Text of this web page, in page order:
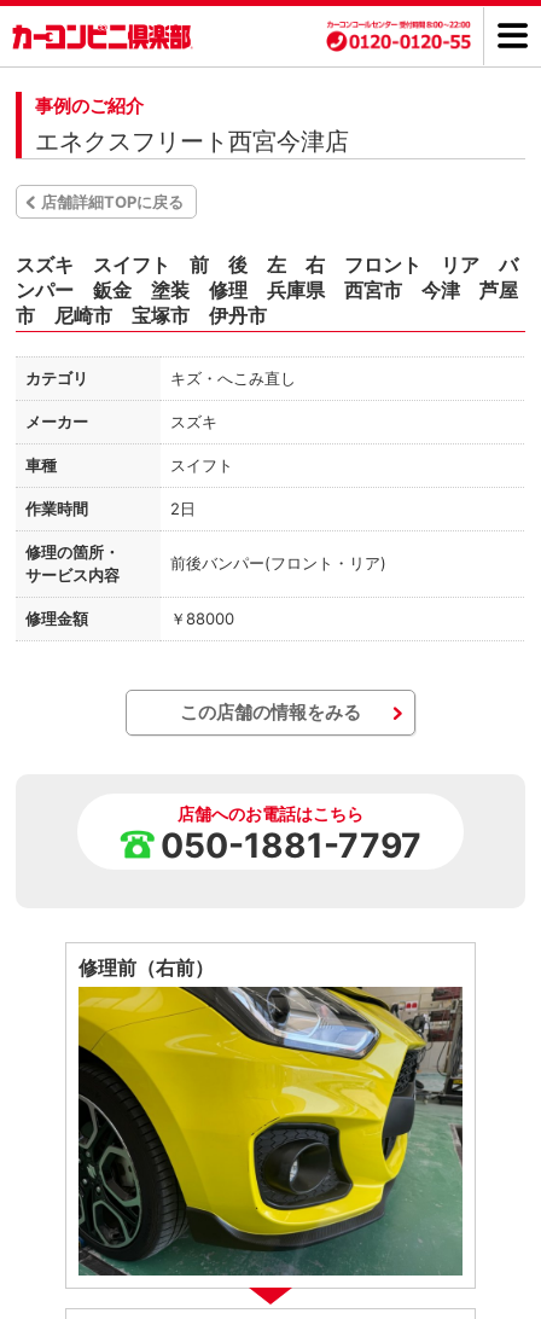
事例のご紹介
エネクスフリート西宮今津店
店舗詳細TOPに戻る
スズキ スイフト 前 後 左 右 フロント リア バ
ンパー 鈑金 塗装 修理 兵庫県 西宮市 今津 芦屋
市 尼崎市 宝塚市 伊丹市
カテゴリ キズ・へこみ直し
メーカー スズキ
車種 スイフト
作業時間 2日
修理の箇所・
サービス内容
前後バンパー(フロント・リア)
修理金額 ￥88000
この店舗の情報をみる
店舗へのお電話はこちら
050-1881-7797
修理前（右前）